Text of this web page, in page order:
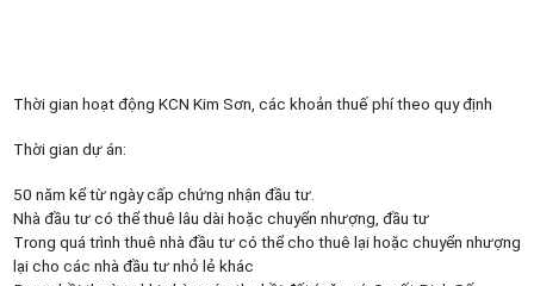
Thời gian hoạt động KCN Kim Sơn, các khoản thuế phí theo quy định
Thời gian dự án:
50 năm kể từ ngày cấp chứng nhận đầu tư.
Nhà đầu tư có thể thuê lâu dài hoặc chuyển nhượng, đầu tư
Trong quá trình thuê nhà đầu tư có thể cho thuê lại hoặc chuyển nhượng
lại cho các nhà đầu tư nhỏ lẻ khác